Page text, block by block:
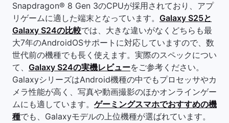
Snapdragon® 8 Gen 3のCPUが採用されており、アプ
リゲームに適した端末となっています。 Galaxy S25と
Galaxy S24の比較では、大きな違いがなくどちらも最
大7年のAndroidOSサポートに対応していますので、数
世代前の機種でも長く使えます。実際のスペックについ
て、 Galaxy S24の実機レビューをご参考ください。
GalaxyシリーズはAndroid機種の中でもプロセッサやカ
メラ性能が高く、写真や動画撮影のほかオンラインゲー
ムにも適しています。 ゲーミングスマホでおすすめの機
種でも、Galaxyモデルの上位機種が選ばれています。